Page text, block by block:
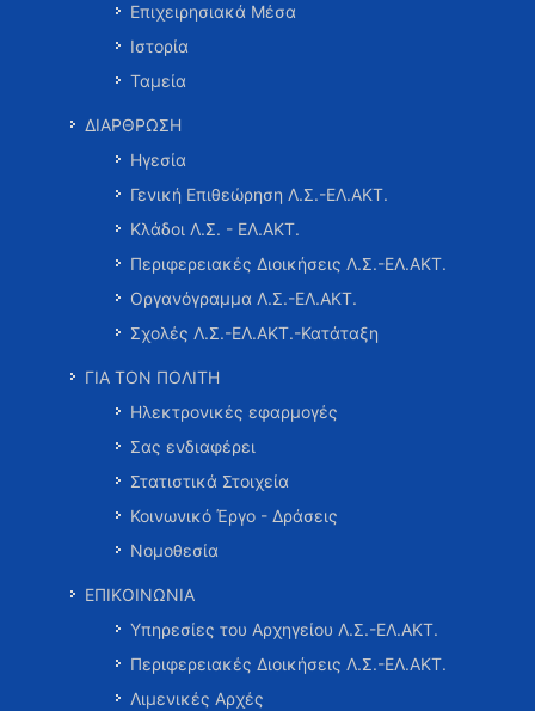
Επιχειρησιακά Μέσα
Ιστορία
Ταμεία
ΔΙΑΡΘΡΩΣΗ
Ηγεσία
Γενική Επιθεώρηση Λ.Σ.-ΕΛ.ΑΚΤ.
Κλάδοι Λ.Σ. - ΕΛ.ΑΚΤ.
Περιφερειακές Διοικήσεις Λ.Σ.-ΕΛ.ΑΚΤ.
Οργανόγραμμα Λ.Σ.-ΕΛ.ΑΚΤ.
Σχολές Λ.Σ.-ΕΛ.ΑΚΤ.-Κατάταξη
ΓΙΑ ΤΟΝ ΠΟΛΙΤΗ
Ηλεκτρονικές εφαρμογές
Σας ενδιαφέρει
Στατιστικά Στοιχεία
Κοινωνικό Έργο - Δράσεις
Νομοθεσία
ΕΠΙΚΟΙΝΩΝΙΑ
Υπηρεσίες του Αρχηγείου Λ.Σ.-ΕΛ.ΑΚΤ.
Περιφερειακές Διοικήσεις Λ.Σ.-ΕΛ.ΑΚΤ.
Λιμενικές Αρχές